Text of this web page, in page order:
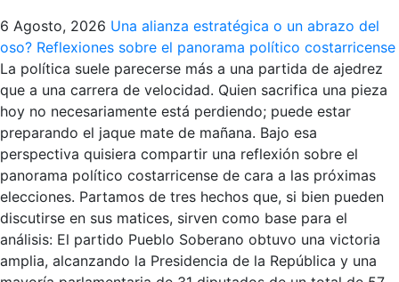
6 Agosto, 2026 Una alianza estratégica o un abrazo del
oso? Reflexiones sobre el panorama político costarricense
La política suele parecerse más a una partida de ajedrez
que a una carrera de velocidad. Quien sacrifica una pieza
hoy no necesariamente está perdiendo; puede estar
preparando el jaque mate de mañana. Bajo esa
perspectiva quisiera compartir una reflexión sobre el
panorama político costarricense de cara a las próximas
elecciones. Partamos de tres hechos que, si bien pueden
discutirse en sus matices, sirven como base para el
análisis: El partido Pueblo Soberano obtuvo una victoria
amplia, alcanzando la Presidencia de la República y una